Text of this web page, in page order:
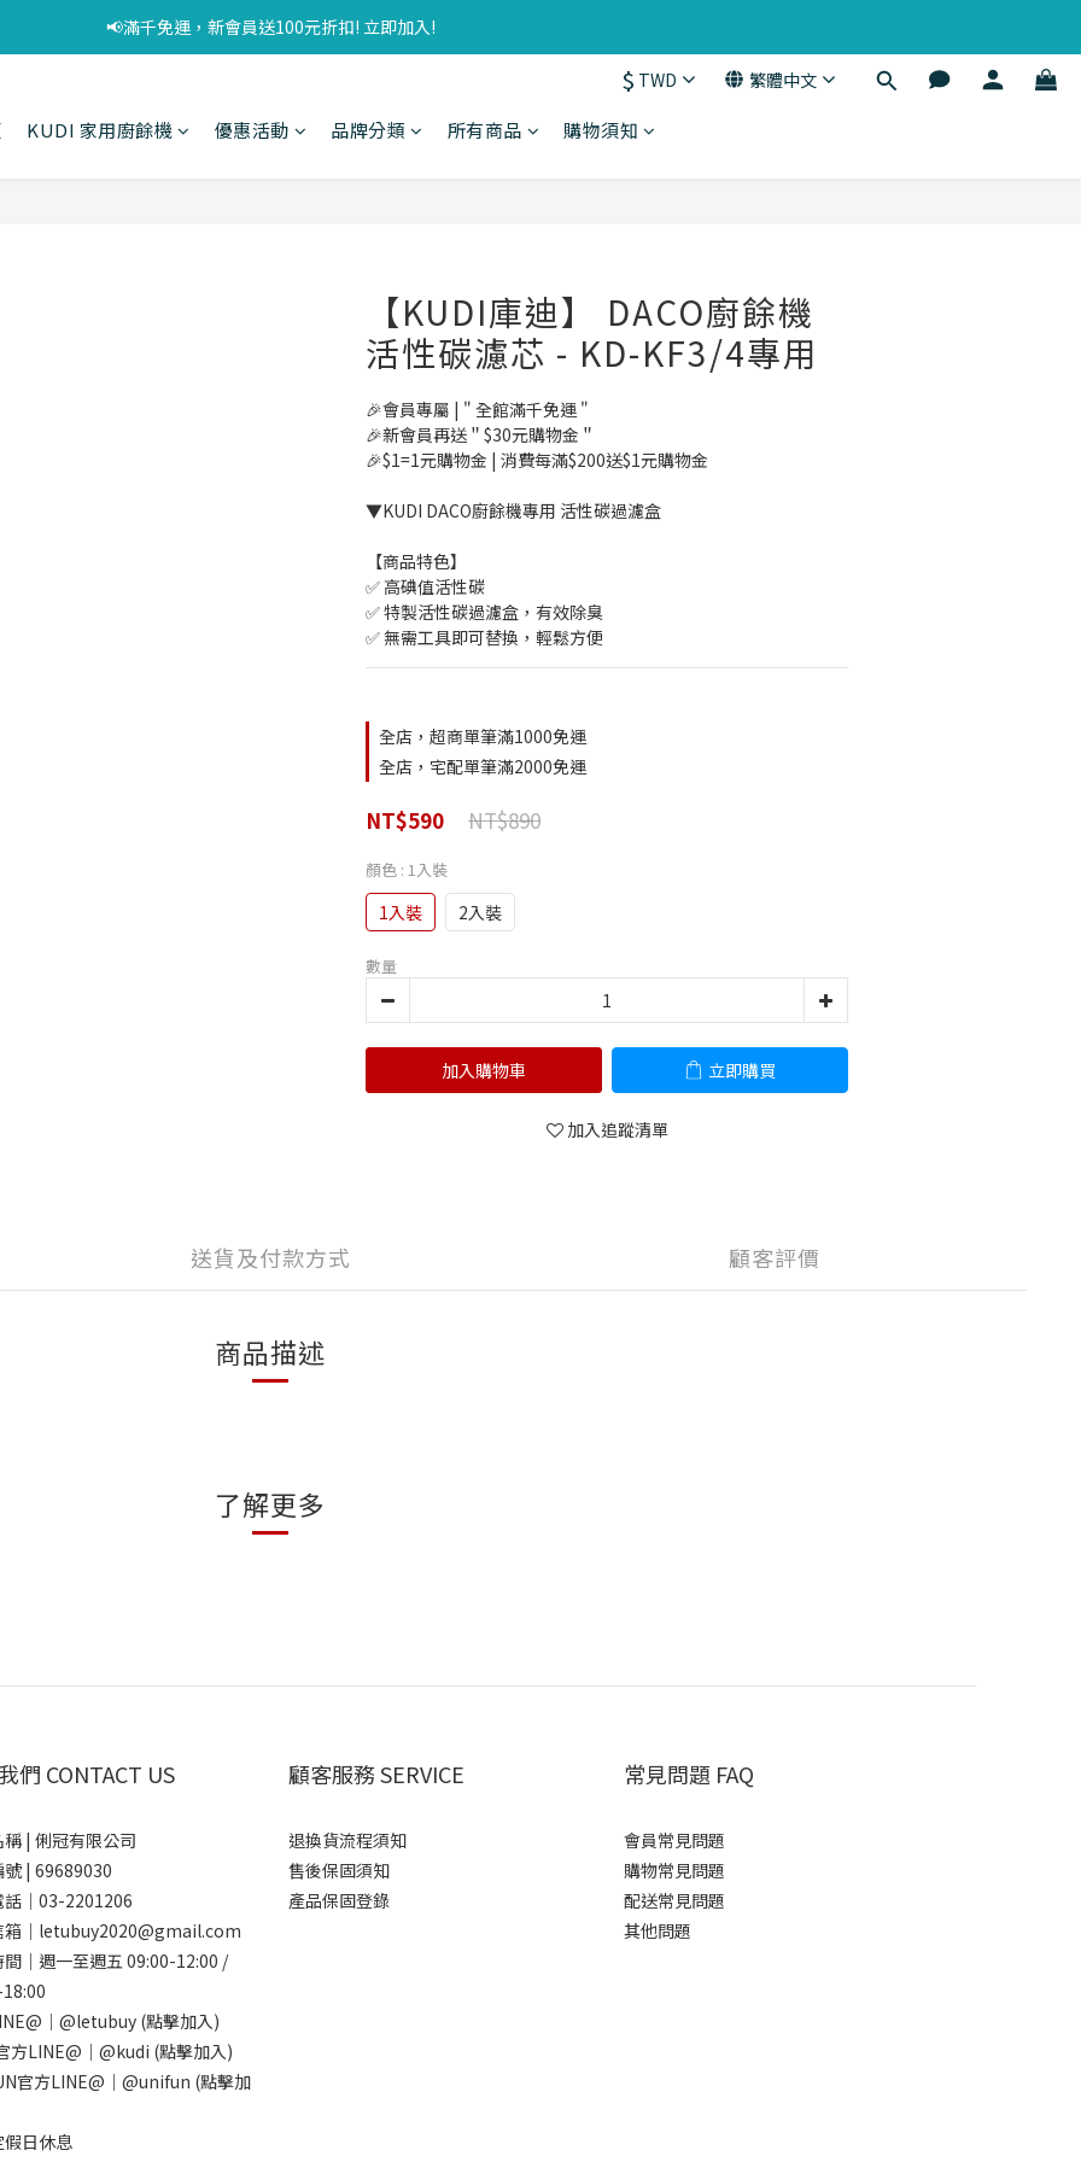
📢滿千免運，新會員送100元折扣! 立即加入!
$ TWD 繁體中文
KUDI 家用廚餘機 優惠活動 品牌分類 所有商品 購物須知
【KUDI庫迪】 DACO廚餘機
活性碳濾芯 - KD-KF3/4專用
🎉會員專屬 | " 全館滿千免運 "
🎉新會員再送＂$30元購物金＂
🎉$1=1元購物金 | 消費每滿$200送$1元購物金
▼KUDI DACO廚餘機專用 活性碳過濾盒
【商品特色】
✅ 高碘值活性碳
✅ 特製活性碳過濾盒，有效除臭
✅ 無需工具即可替換，輕鬆方便
全店，超商單筆滿1000免運
全店，宅配單筆滿2000免運
NT$890
NT$590
顏色 : 1入裝
1入裝 2入裝
數量
加入購物車 立即購買
加入追蹤清單
送貨及付款方式 顧客評價
商品描述
了解更多
們 CONTACT US
| 俐冠有限公司
| 69689030
話｜03-2201206
箱｜letubuy2020@gmail.com
｜週一至週五 09:00-12:00 /
｜ @letubuy(點擊加入)
方LINE@｜ @kudi (點擊加入)
官方LINE@｜ @unifun (點擊加
日休息
顧客服務 SERVICE
退換貨流程須知
售後保固須知
產品保固登錄
常見問題 FAQ
會員常見問題
購物常見問題
配送常見問題
其他問題